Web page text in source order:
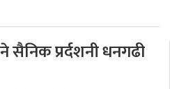
सैनिक प्रर्दशनी धनगढी